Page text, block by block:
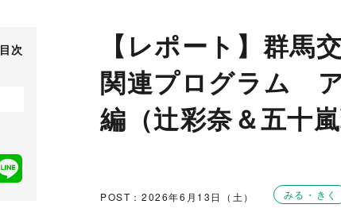
目次
【レポート】群馬
関連プログラム
編（辻󠄀彩奈＆五十嵐
POST：2026年6月13日（土） みる・きく